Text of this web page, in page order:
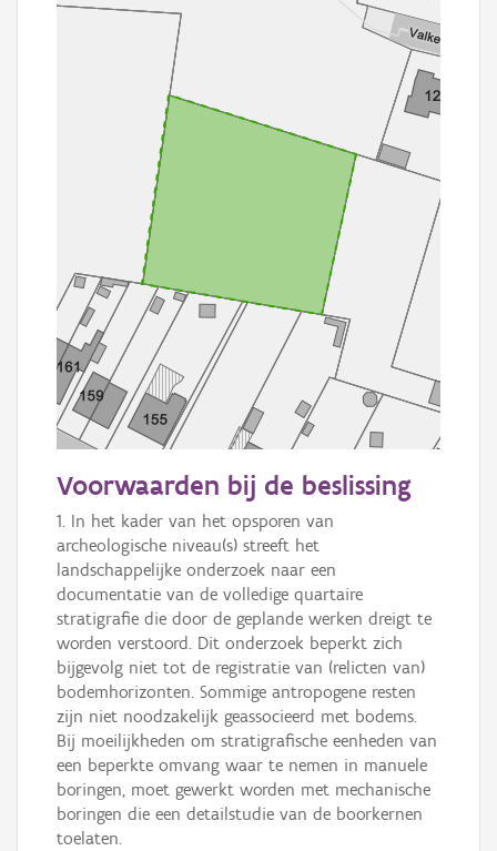
Informatie Vlaanderen
i
+ −
Basis Lagen
Voorwaarden bij de beslissing
1. In het kader van het opsporen van
archeologische niveau(s) streeft het
landschappelijke onderzoek naar een
documentatie van de volledige quartaire
stratigrafie die door de geplande werken dreigt te
worden verstoord. Dit onderzoek beperkt zich
bijgevolg niet tot de registratie van (relicten van)
bodemhorizonten. Sommige antropogene resten
zijn niet noodzakelijk geassocieerd met bodems.
Bij moeilijkheden om stratigrafische eenheden van
een beperkte omvang waar te nemen in manuele
boringen, moet gewerkt worden met mechanische
boringen die een detailstudie van de boorkernen
toelaten.